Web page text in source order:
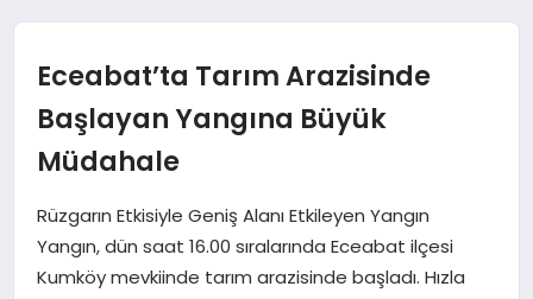
MAGAZIN
SPOR
TEKNOLOJI
Eceabat’ta Tarım Arazisinde
Başlayan Yangına Büyük
Müdahale
Rüzgarın Etkisiyle Geniş Alanı Etkileyen Yangın
Yangın, dün saat 16.00 sıralarında Eceabat ilçesi
Kumköy mevkiinde tarım arazisinde başladı. Hızla